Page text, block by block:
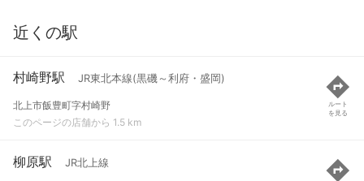
近くの駅
村崎野駅 JR東北本線(黒磯～利府・盛岡)
北上市飯豊町字村崎野
このページの店舗から 1.5 km
ルート
を見る
柳原駅 JR北上線